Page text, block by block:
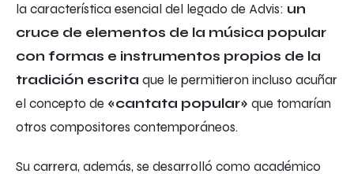
la característica esencial del legado de Advis: un
cruce de elementos de la música popular
con formas e instrumentos propios de la
tradición escrita que le permitieron incluso acuñar
el concepto de «cantata popular» que tomarían
otros compositores contemporáneos.
Su carrera, además, se desarrolló como académico